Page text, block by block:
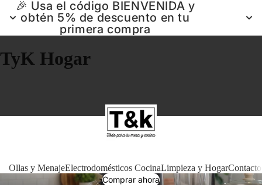
🎉 Usa el código BIENVENIDA y
obtén 5% de descuento en tu
primera compra
TyK Hogar
Ollas y MenajeElectrodomésticos CocinaLimpieza y HogarContacto
Comprar ahora